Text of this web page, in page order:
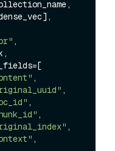
,
,
,
,
,
,
,